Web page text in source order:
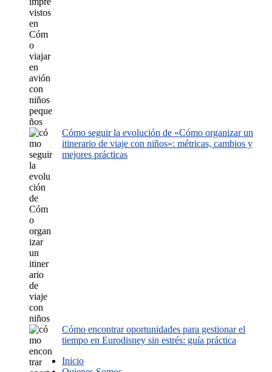
Cómo seguir la evolución de «Cómo organizar un
itinerario de viaje con niños»: métricas, cambios y
mejores prácticas
Cómo encontrar oportunidades para gestionar el
tiempo en Eurodisney sin estrés: guía práctica
Inicio